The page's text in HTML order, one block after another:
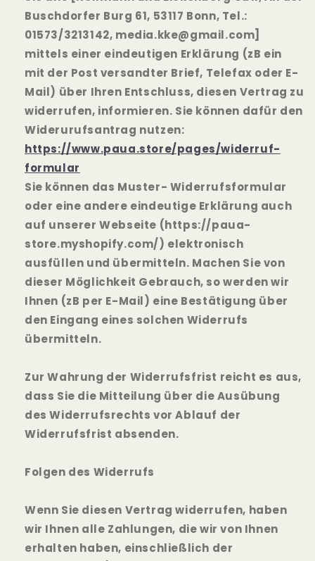
Buschdorfer Burg 61, 53117 Bonn, Tel.:
01573/3213142, media.kke@gmail.com]
mittels einer eindeutigen Erklärung (zB ein
mit der Post versandter Brief, Telefax oder E-
Mail) über Ihren Entschluss, diesen Vertrag zu
widerrufen, informieren. Sie können dafür den
Widerurufsantrag nutzen:
https://www.paua.store/pages/widerruf-
formular
Sie können das Muster- Widerrufsformular
oder eine andere eindeutige Erklärung auch
auf unserer Webseite (https://paua-
store.myshopify.com/) elektronisch
ausfüllen und übermitteln. Machen Sie von
dieser Möglichkeit Gebrauch, so werden wir
Ihnen (zB per E-Mail) eine Bestätigung über
den Eingang eines solchen Widerrufs
übermitteln.
Zur Wahrung der Widerrufsfrist reicht es aus,
dass Sie die Mitteilung über die Ausübung
des Widerrufsrechts vor Ablauf der
Widerrufsfrist absenden.
Folgen des Widerrufs
Wenn Sie diesen Vertrag widerrufen, haben
wir Ihnen alle Zahlungen, die wir von Ihnen
erhalten haben, einschließlich der